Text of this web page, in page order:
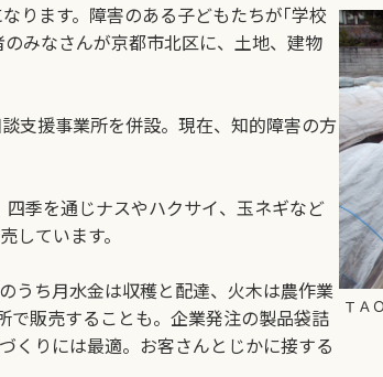
ります。障害のある子どもたちが｢学校
みなさんが京都市北区に、土地、建物
支援事業所を併設。現在、知的障害の方
季を通じナスやハクサイ、玉ネギなど
ています。
うち月水金は収穫と配達、火木は農作業
で販売することも。企業発注の製品袋詰
くりには最適。お客さんとじかに接する
ＴＡ